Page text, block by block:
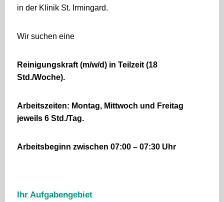
in der Klinik St. Irmingard.
Wir suchen eine
Reinigungskraft (m/w/d) in Teilzeit (18
Std./Woche).
Arbeitszeiten: Montag, Mittwoch und Freitag
jeweils 6 Std./Tag.
Arbeitsbeginn zwischen 07:00 – 07:30 Uhr
Ihr Aufgabengebiet